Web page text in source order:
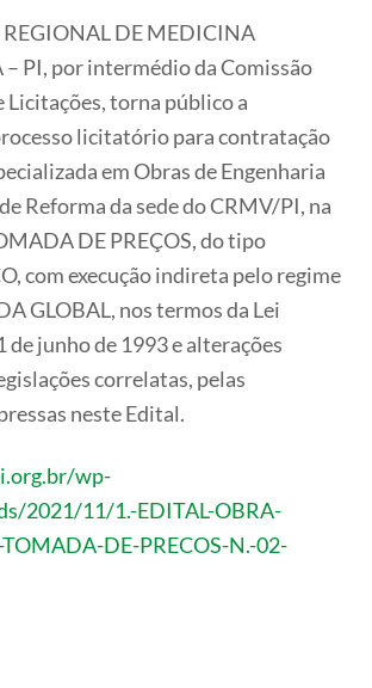
REGIONAL DE MEDICINA
PI, por intermédio da Comissão
Licitações, torna público a
licitatório para contratação
em Obras de Engenharia
Reforma da sede do CRMV/PI, na
DE PREÇOS, do tipo
com execução indireta pelo regime
GLOBAL, nos termos da Lei
de junho de 1993 e alterações
correlatas, pelas
neste Edital.
wp-
2021/11/1.-EDITAL-OBRA-
DE-PRECOS-N.-02-